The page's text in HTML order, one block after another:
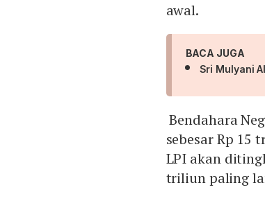
awal.
BACA JUGA
Sri Mulyani
Bendahara
sebesar Rp 15
LPI akan
triliun paling